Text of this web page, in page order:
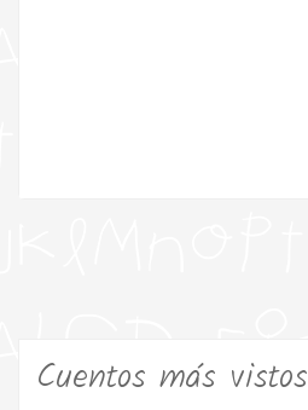
Cuentos más vistos